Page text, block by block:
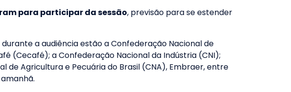
para participar da sessão, previsão para se estender
a audiência estão a Confederação Nacional de
(Cecafé); a Confederação Nacional da Indústria (CNI);
de Agricultura e Pecuária do Brasil (CNA), Embraer, entre